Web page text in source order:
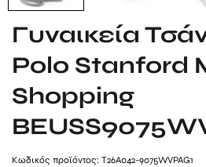
Γυναικεία
Polo Stanford
Shopping
Kωδικός προϊόντος: T26A042-9075WVPAG1